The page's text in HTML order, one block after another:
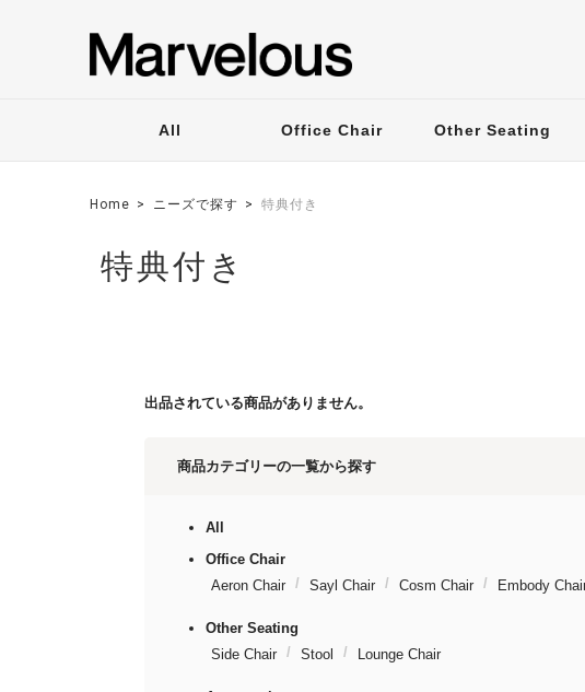
All Office Chair Other Seating
Home ニーズで探す 特典付き
特典付き
出品されている商品がありません。
商品カテゴリーの一覧から探す
All
Office Chair
Aeron Chair
Sayl Chair Cosm Chair Embody
Other Seating
Side Chair
Stool Lounge Chair